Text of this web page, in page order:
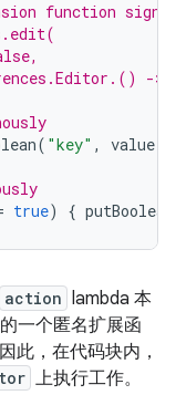
function
->
( "key" , value
true) { putBoolean
action lambda 本
一个匿名扩展函
此，在代码块内，
上执行工作。